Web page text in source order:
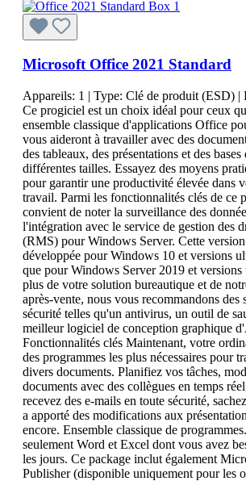
Microsoft Office 2021 Standard
Appareils: 1 | Type: Clé de produit (ESD) |
Ce progiciel est un choix idéal pour ceux
ensemble classique d'applications Office
vous aideront à travailler avec des
des tableaux, des présentations et des bases
différentes tailles. Essayez des moyens
pour garantir une productivité élevée dans
travail. Parmi les fonctionnalités clés de ce
convient de noter la surveillance des
l'intégration avec le service de gestion des
(RMS) pour Windows Server. Cette
développée pour Windows 10 et versions
que pour Windows Server 2019 et versions
plus de votre solution bureautique et de
après-vente, nous vous recommandons des
sécurité telles qu'un antivirus, un outil de
meilleur logiciel de conception graphique
Fonctionnalités clés Maintenant, votre
des programmes les plus nécessaires pour
divers documents. Planifiez vos tâches,
documents avec des collègues en temps
recevez des e-mails en toute sécurité,
a apporté des modifications aux
encore. Ensemble classique de
seulement Word et Excel dont vous avez
les jours. Ce package inclut également
Publisher (disponible uniquement pour les